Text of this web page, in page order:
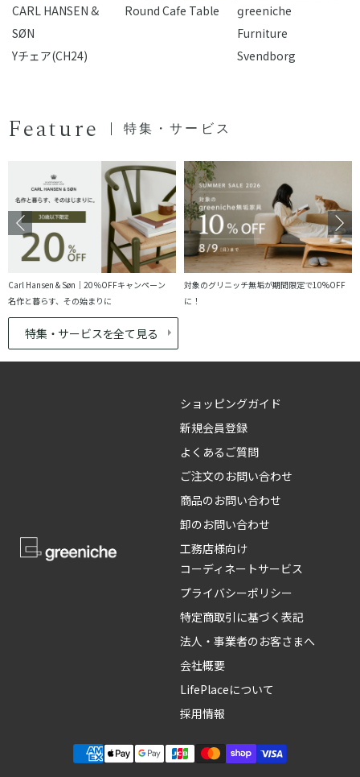
CARL HANSEN &
SØN
Yチェア(CH24)
Round Cafe Table
reeniche
Furniture
Svendborg
Feature 特集・サービス
Carl Hansen & Søn｜20％OFFキャンペーン
名作と暮らす、その始まりに
対象のグリニッチ無垢が期間限定で10%OFF
に！
特集・サービスを全て見る
ショッピングガイド
新規会員登録
よくあるご質問
ご注文のお問い合わせ
商品のお問い合わせ
卸のお問い合わせ
工務店様向け
コーディネートサービス
プライバシーポリシー
特定商取引に基づく表記
法人・事業者のお客さまへ
会社概要
LifePlaceについて
採用情報